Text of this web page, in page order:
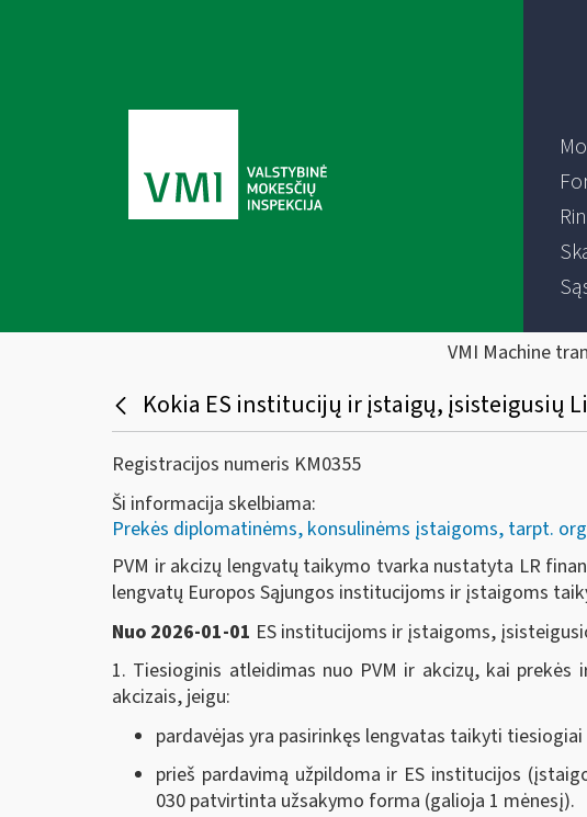
VMI Machine
Kokia ES institucijų ir įstaigų, įsisteigusių
Registracijos numeris KM0355
Ši informacija skelbiama:
Prekės diplomatinėms, konsulinėms įstaigoms, tarpt.
PVM ir akcizų lengvatų taikymo tvarka nustatyta LR
lengvatų Europos Sąjungos institucijoms ir įstaigoms
Nuo 2026-01-01 ES institucijoms ir įstaigoms,
1. Tiesioginis atleidimas nuo PVM ir akcizų, kai
akcizais, jeigu:
pardavėjas yra pasirinkęs lengvatas taikyti
prieš pardavimą užpildoma ir ES institucijos
030 patvirtinta užsakymo forma (galioja 1 mėnesį).